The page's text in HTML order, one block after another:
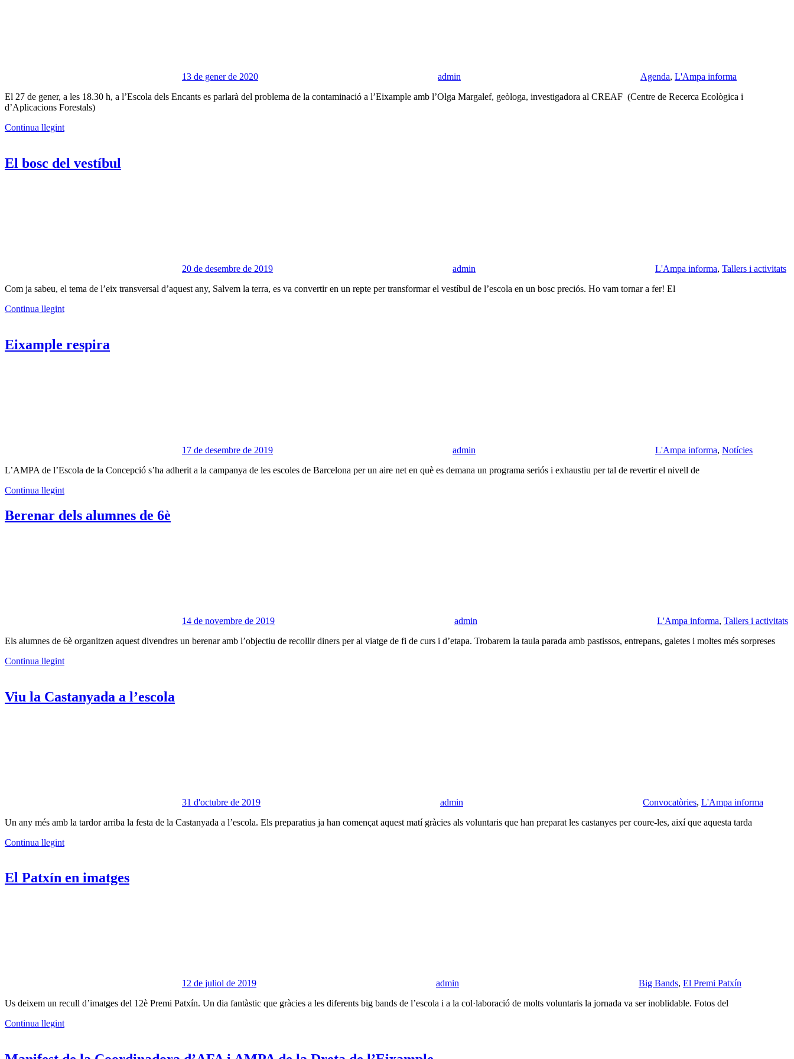
13 de gener de 2020 admin Agenda, L'Ampa informa
El 27 de gener, a les 18.30 h, a l’Escola dels Encants es parlarà del problema de la contaminació a l’Eixample amb l’Olga Margalef, geòloga, investigadora al CREAF (Centre de Recerca Ecològica i
d’Aplicacions Forestals)
Continua llegint
El bosc del vestíbul
20 de desembre de 2019 admin L'Ampa informa, Tallers i activitats
Com ja sabeu, el tema de l’eix transversal d’aquest any, Salvem la terra, es va convertir en un repte per transformar el vestíbul de l’escola en un bosc preciós. Ho vam tornar a fer! El
Continua llegint
Eixample respira
17 de desembre de 2019 admin L'Ampa informa, Notícies
L’AMPA de l’Escola de la Concepció s’ha adherit a la campanya de les escoles de Barcelona per un aire net en què es demana un programa seriós i exhaustiu per tal de revertir el nivell de
Continua llegint
Berenar dels alumnes de 6è
14 de novembre de 2019 admin L'Ampa informa, Tallers i activitats
Els alumnes de 6è organitzen aquest divendres un berenar amb l’objectiu de recollir diners per al viatge de fi de curs i d’etapa. Trobarem la taula parada amb pastissos, entrepans, galetes i moltes més sorpreses
Continua llegint
Viu la Castanyada a l’escola
31 d'octubre de 2019 admin Convocatòries, L'Ampa informa
Un any més amb la tardor arriba la festa de la Castanyada a l’escola. Els preparatius ja han començat aquest matí gràcies als voluntaris que han preparat les castanyes per coure-les, així que aquesta tarda
Continua llegint
El Patxín en imatges
12 de juliol de 2019 admin Big Bands, El Premi Patxín
Us deixem un recull d’imatges del 12è Premi Patxín. Un dia fantàstic que gràcies a les diferents big bands de l’escola i a la col·laboració de molts voluntaris la jornada va ser inoblidable. Fotos del
Continua llegint